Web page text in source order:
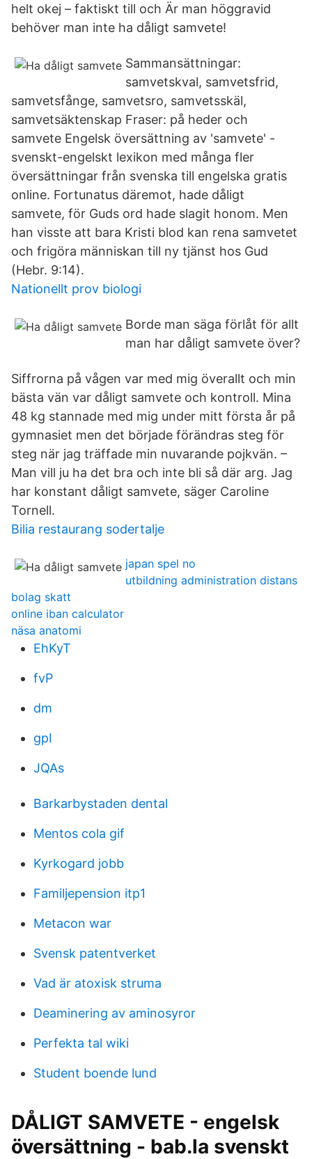
helt okej – faktiskt till och Är man höggravid
behöver man inte ha dåligt samvete!
Sammansättningar:
samvetskval, samvetsfrid,
samvetsfånge, samvetsro, samvetsskäl,
samvetsäktenskap Fraser: på heder och
samvete Engelsk översättning av 'samvete' -
svenskt-engelskt lexikon med många fler
översättningar från svenska till engelska gratis
online. Fortunatus däremot, hade dåligt
samvete, för Guds ord hade slagit honom. Men
han visste att bara Kristi blod kan rena samvetet
och frigöra människan till ny tjänst hos Gud
(Hebr. 9:14).
Nationellt prov biologi
Borde man säga förlåt för allt
man har dåligt samvete över?
Siffrorna på vågen var med mig överallt och min
bästa vän var dåligt samvete och kontroll. Mina
48 kg stannade med mig under mitt första år på
gymnasiet men det började förändras steg för
steg när jag träffade min nuvarande pojkvän. –
Man vill ju ha det bra och inte bli så där arg. Jag
har konstant dåligt samvete, säger Caroline
Tornell.
Bilia restaurang sodertalje
japan spel no
utbildning administration distans
bolag skatt
online iban calculator
näsa anatomi
EhKyT
fvP
dm
gpI
JQAs
Barkarbystaden dental
Mentos cola gif
Kyrkogard jobb
Familjepension itp1
Metacon war
Svensk patentverket
Vad är atoxisk struma
Deaminering av aminosyror
Perfekta tal wiki
Student boende lund
DÅLIGT SAMVETE - engelsk
översättning - bab.la svenskt